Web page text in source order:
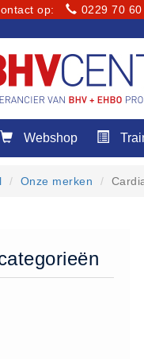
op: 0229 70
Webshop
Onze merken